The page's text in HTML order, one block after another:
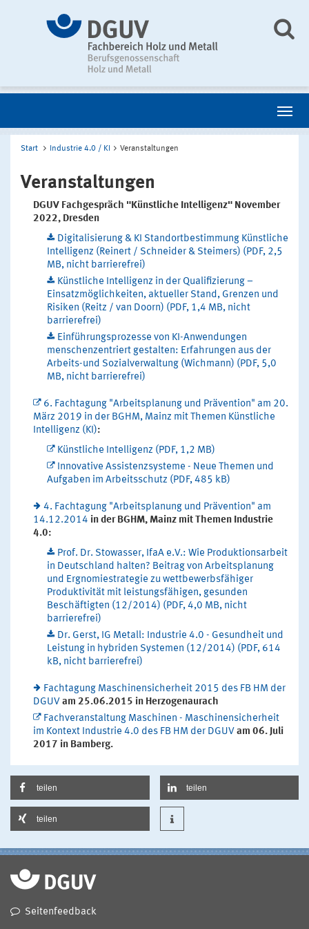
Start Industrie 4.0 / KI Veranstaltungen
Veranstaltungen
DGUV Fachgespräch "Künstliche Intelligenz" November
2022, Dresden
Digitalisierung & KI Standortbestimmung Künstliche
Intelligenz (Reinert / Schneider & Steimers) (PDF, 2,5
MB, nicht barrierefrei)
Künstliche Intelligenz in der Qualifizierung –
Einsatzmöglichkeiten, aktueller Stand, Grenzen und
Risiken (Reitz / van Doorn) (PDF, 1,4 MB, nicht
barrierefrei)
Einführungsprozesse von KI-Anwendungen
menschenzentriert gestalten: Erfahrungen aus der
Arbeits-und Sozialverwaltung (Wichmann) (PDF, 5,0
MB, nicht barrierefrei)
6. Fachtagung "Arbeitsplanung und Prävention" am 20.
März 2019 in der BGHM, Mainz mit Themen Künstliche
Intelligenz (KI):
Künstliche Intelligenz (PDF, 1,2 MB)
Innovative Assistenzsysteme - Neue Themen und
Aufgaben im Arbeitsschutz (PDF, 485 kB)
4. Fachtagung "Arbeitsplanung und Prävention" am
14.12.2014 in der BGHM, Mainz mit Themen Industrie
4.0:
Prof. Dr. Stowasser, IfaA e.V.: Wie Produktionsarbeit
in Deutschland halten? Beitrag von Arbeitsplanung
und Ergnomiestrategie zu wettbewerbsfähiger
Produktivität mit leistungsfähigen, gesunden
Beschäftigten (12/2014) (PDF, 4,0 MB, nicht
barrierefrei)
Dr. Gerst, IG Metall: Industrie 4.0 - Gesundheit und
Leistung in hybriden Systemen (12/2014) (PDF, 614
kB, nicht barrierefrei)
Fachtagung Maschinensicherheit 2015 des FB HM der
DGUV am 25.06.2015 in Herzogenaurach
Fachveranstaltung Maschinen - Maschinensicherheit
im Kontext Industrie 4.0 des FB HM der DGUV am 06. Juli
2017 in Bamberg.
teilen teilen
teilen
Seitenfeedback